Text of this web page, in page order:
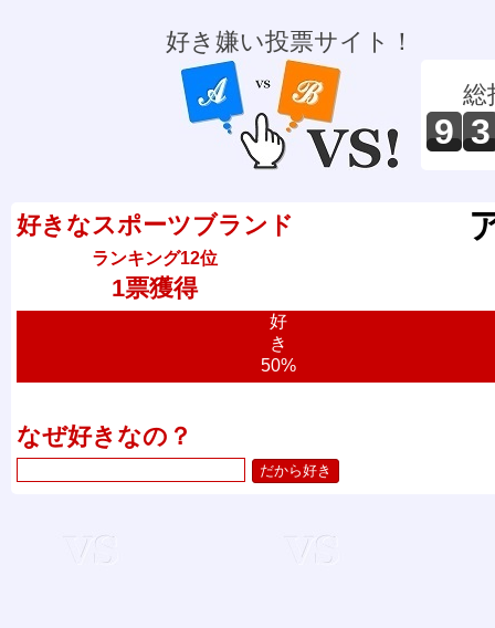
好き嫌い投票サイト！
総
9 3
好きなスポーツブランド
ランキング12位
1票獲得
好
き
50%
なぜ好きなの？